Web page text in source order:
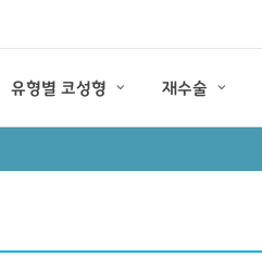
유형별 코성형 재수술